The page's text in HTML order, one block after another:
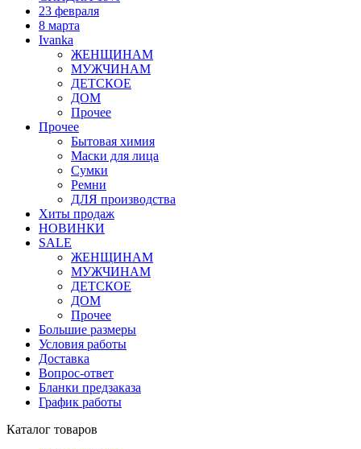
23 февраля
8 марта
Ivanka
ЖЕНЩИНАМ
МУЖЧИНАМ
ДЕТСКОЕ
ДОМ
Прочее
Прочее
Бытовая химия
Маски для лица
Сумки
Ремни
ДЛЯ производства
Хиты продаж
НОВИНКИ
SALE
ЖЕНЩИНАМ
МУЖЧИНАМ
ДЕТСКОЕ
ДОМ
Прочее
Большие размеры
Условия работы
Доставка
Вопрос-ответ
Бланки предзаказа
График работы
Каталог товаров